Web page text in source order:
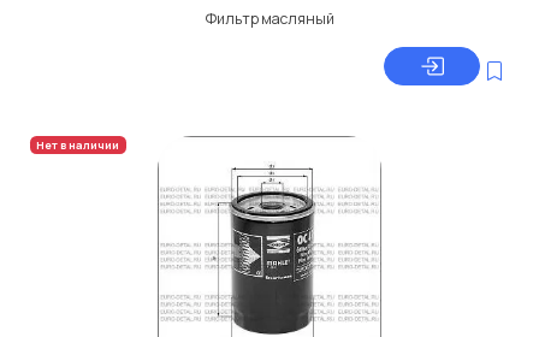
Фильтр масляный
Нет в наличии